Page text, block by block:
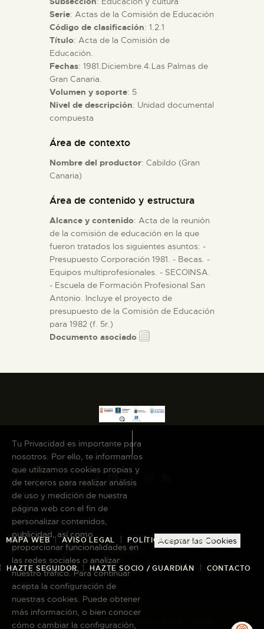
EL MUSEO
COLECCIONES
DIDÁCTICA
Serie: Actas de la Comisión de Educación
Código de clasificación: 1.2.1
Título: Acta de la Comisión de
Educación.
Fechas: 1981.Diciembre.4.Las Palmas de
Gran Canaria.
Volumen y soporte: 5
Nivel de descripción: Unidad documental
compuesta
Área de contexto
Nombre del productor: Cabildo (Gran
Canaria)
Área de contenido y estructura
Alcance y contenido: Acta de la reunión
de la comisión de educación en la que
fueron tratados los siguientes asuntos: -
Presupuesto Corporación 1981. - Becas. -
Equipos multiprofesionales. - SECOINSA.
- Escuela de Formación Profesional San
Antonio. Incluye el proyecto de
presupuesto de la Comisión de Educación
para 1982 (f. 5r.)
Documento asociado
MAPA WEB AVISO LEGAL POLÍTICA DE COOKIES
HAZTE SEGUIDOR HAZTE SOCIO / GUARDIÁN CONTACTO
Copyright © 2026 El Museo Canario · Todos
Tu Privacidad es importante para
nosotros. Por ello, te informamos
que utilizamos cookies propias y
de terceros para realizar análisis
de uso y medición de nuestra
página web con el fin de
personalizar contenidos,
publicidad, así como
proporcionar funcionalidades en
las redes sociales o analizar
nuestro tráfico. Para continuar
acepta la configuración de
nuestras cookies. Puede obtener
más información, o bien conocer
cómo cambiar la configuración,
Aceptar las Cookies